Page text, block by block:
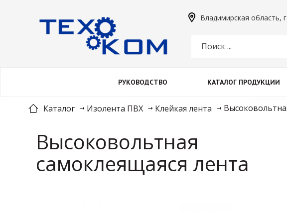
Владимирская область,
РУКОВОДСТВО КАТАЛОГ ПРОДУКЦИИ
Каталог Изолента ПВХ Клейкая лента
Высоковольтная
самоклеящаяся лента